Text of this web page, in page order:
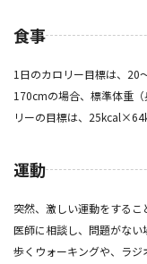
食事
1日のカロリー目標は、
170cmの場合、標準体重
リーの目標は、
運動
突然、激しい運動をする
医師に相談し、問題がな
歩くウォーキングや、ラジ